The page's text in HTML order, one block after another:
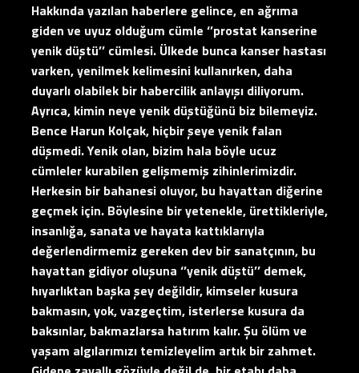
Hakkında yazılan haberlere gelince, en ağrıma
giden ve uyuz olduğum cümle ‘’prostat kanserine
yenik düştü’’ cümlesi. Ülkede bunca kanser hastası
varken, yenilmek kelimesini kullanırken, daha
duyarlı olabilek bir habercilik anlayışı diliyorum.
Ayrıca, kimin neye yenik düştüğünü biz bilemeyiz.
Bence Harun Kolçak, hiçbir şeye yenik falan
düşmedi. Yenik olan, bizim hala böyle ucuz
cümleler kurabilen gelişmemiş zihinlerimizdir.
Herkesin bir bahanesi oluyor, bu hayattan diğerine
geçmek için. Böylesine bir yetenekle, ürettikleriyle,
insanlığa, sanata ve hayata kattıklarıyla
değerlendirmemiz gereken dev bir sanatçının, bu
hayattan gidiyor oluşuna ‘’yenik düştü’’ demek,
hıyarlıktan başka şey değildir, kimseler kusura
bakmasın, yok, vazgeçtim, isterlerse kusura da
baksınlar, bakmazlarsa hatırım kalır. Şu ölüm ve
yaşam algılarımızı temizleyelim artık bir zahmet.